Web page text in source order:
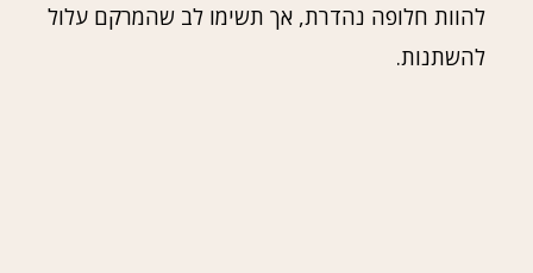
להוות חלופה נהדרת, אך תשימו לב שהמרקם עלול
להשתנות.